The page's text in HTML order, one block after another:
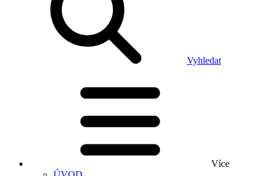
Vyhledat
Více